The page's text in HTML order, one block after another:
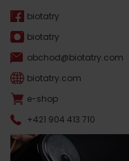
biotatry
biotatry
obchod@biotatry.com
biotatry.com
e-shop
+421 904 413 710